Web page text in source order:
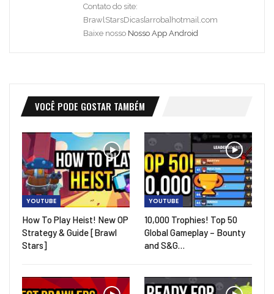
Contato do site:
BrawlStarsDicas[arroba]hotmail.com
Baixe nosso Nosso App Android
VOCÊ PODE GOSTAR TAMBÉM
YOUTUBE
How To Play Heist! New OP
Strategy & Guide [Brawl
Stars]
YOUTUBE
10,000 Trophies! Top 50
Global Gameplay – Bounty
and S&G…